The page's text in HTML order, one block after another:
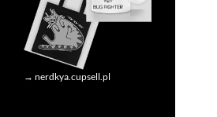
→ nerdkya.cupsell.pl